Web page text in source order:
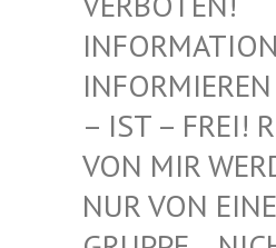
ORMATIONEN
ORMIEREN –
ST – FREI!
MIR WERDEN,
VON EINER